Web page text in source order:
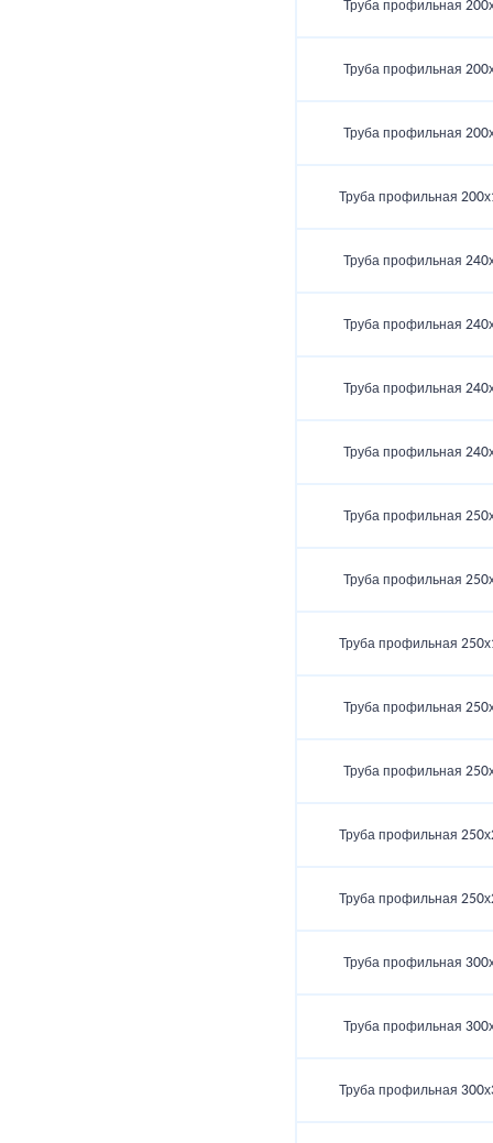
Труба профильная
Труба профильная
Труба профильная
Труба профильная
Труба профильная
Труба профильная
Труба профильная
Труба профильная
Труба профильная
Труба профильная
Труба профильная
Труба профильная
Труба профильная
Труба профильная
Труба профильная
Труба профильная
Труба профильная
Труба профильная